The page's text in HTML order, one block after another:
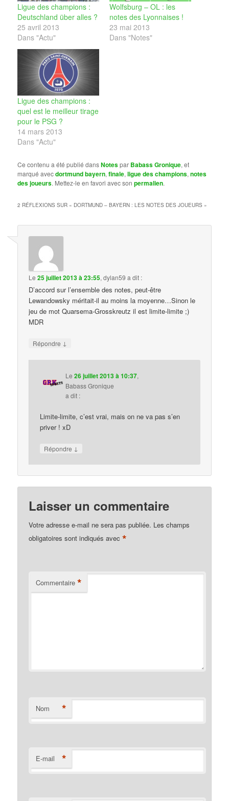
Ligue des champions :
Deutschland über alles ?
25 avril 2013
Dans "Actu"
Wolfsburg – OL : les
notes des Lyonnaises !
23 mai 2013
Dans "Notes"
Ligue des champions :
quel est le meilleur tirage
pour le PSG ?
14 mars 2013
Dans "Actu"
Ce contenu a été publié dansNotespar Babass Gronique, et
marqué avecdortmund bayern,finale,ligue des champions,notes
des joueurs. Mettez-le en favori avec sonpermalien.
2 RÉFLEXIONS SUR « DORTMUND – BAYERN : LES NOTES DES JOUEURS »
Le25 juillet 2013 à 23:55,dylan59 a dit :
D’accord sur l’ensemble des notes, peut-être
Lewandowsky méritait-il au moins la moyenne…Sinon le
jeu de mot Quarsema-Grosskreutz il est limite-limite ;)
MDR
Répondre ↓
Le26 juillet 2013 à 10:37,
Babass Gronique
a dit :
Limite-limite, c’est vrai, mais on ne va pas s’en
priver ! xD
Répondre ↓
Laisser un commentaire
Votre adresse e-mail ne sera pas publiée. Les champs
obligatoires sont indiqués avec*
Commentaire *
Nom *
E-mail *